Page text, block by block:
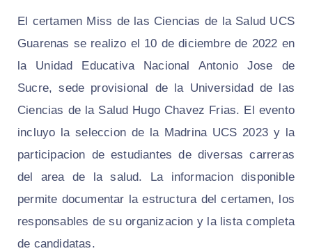
El certamen Miss de las Ciencias de la Salud UCS
Guarenas se realizo el 10 de diciembre de 2022 en
la Unidad Educativa Nacional Antonio Jose de
Sucre, sede provisional de la Universidad de las
Ciencias de la Salud Hugo Chavez Frias. El evento
incluyo la seleccion de la Madrina UCS 2023 y la
participacion de estudiantes de diversas carreras
del area de la salud. La informacion disponible
permite documentar la estructura del certamen, los
responsables de su organizacion y la lista completa
de candidatas.